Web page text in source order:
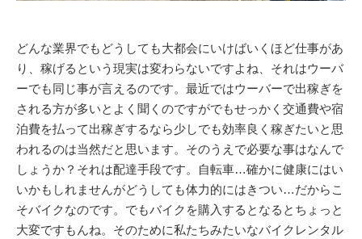
どんな業界でもどうしても大都会にいけばいくほど仕事があ
り、稼げるという現実は変わらないですよね、それはウーバ
ーでも同じ事が言えるのです。最近ではウーバーで出稼ぎを
される方が多いとよく聞くのですがでもせっかく交通費や宿
泊費を払って出稼ぎするなら少しでも効率良く稼ぎたいと思
われるのは当然だと思います。そのうえで必要な事はなんで
しょうか？それは配達手段です。自転車…確かに健康にはい
いかもしれませんがどうしても体力的にはきつい…だからこ
そバイクなのです。でもバイクを購入するとなるとちょっと
大変ですもんね。そのために私たちみたいなバイクレンタル